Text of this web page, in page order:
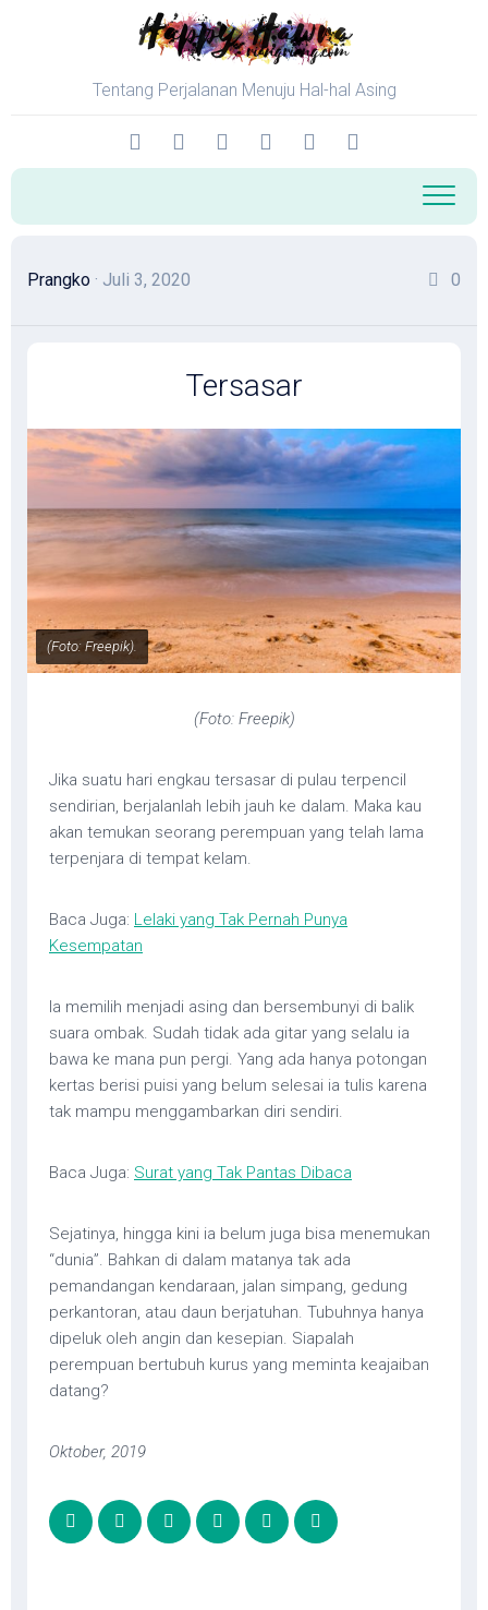
Tentang Perjalanan Menuju Hal-hal Asing
Prangko · Juli 3, 2020 0
Tersasar
(Foto: Freepik).
(Foto: Freepik)
Jika suatu hari engkau tersasar di pulau terpencil
sendirian, berjalanlah lebih jauh ke dalam. Maka kau
akan temukan seorang perempuan yang telah lama
terpenjara di tempat kelam.
Baca Juga: Lelaki yang Tak Pernah Punya
Kesempatan
Ia memilih menjadi asing dan bersembunyi di balik
suara ombak. Sudah tidak ada gitar yang selalu ia
bawa ke mana pun pergi. Yang ada hanya potongan
kertas berisi puisi yang belum selesai ia tulis karena
tak mampu menggambarkan diri sendiri.
Baca Juga: Surat yang Tak Pantas Dibaca
Sejatinya, hingga kini ia belum juga bisa menemukan
“dunia”. Bahkan di dalam matanya tak ada
pemandangan kendaraan, jalan simpang, gedung
perkantoran, atau daun berjatuhan. Tubuhnya hanya
dipeluk oleh angin dan kesepian. Siapalah
perempuan bertubuh kurus yang meminta keajaiban
datang?
Oktober, 2019